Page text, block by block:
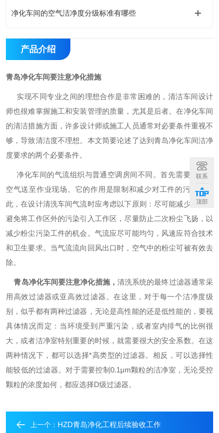
净化车间的空气洁净度分级标准有哪些
产品介绍
青岛净化车间要注意净化措施
实现不同专业之间的理想合作是非常困难的，清洁车间设计
师也很难掌握施工和安装管理的质量，尤其是后者。在净化车间
的清洁措施方面，许多设计师或施工人员通常对必要条件重视不
够，导致清洁度不理想。本文简要论述了达到青岛净化车间洁净
度要求的两个必要条件。
净化车间的气流组织与普通空调房间不同。首先需要将洁净
空气送至作业现场。它的作用是限制和减少对工件的污染。因
此，在设计清洗车间气流时应考虑以下原则：尽可能减少涡流，
避免将工作区外的污染引入工作区，尽量防止二次粉尘飞扬，以
减少粉尘污染工件的机会。气流应尽可能均匀，风速应符合技术
和卫生要求。当气流流向回风出口时，空气中的粉尘可被有效去
除。
青岛净化车间要注意净化措施， 清洗系统的最终过滤器通常采
用高效过滤器或亚高效过滤器。在这里，对于每一个洁净度级
别，似乎都有两种过滤器，无论是高性能的还是低性能的，要视
具体情况而定：当环境受到严重污染，或者室内排气的比例很
大，或者洁净室特别重要的时候，就需要很大的安全系数。 在这
两种情况下，都可以选择*高类型的过滤器。相反，可以选择性
能较低的过滤器。对于需要控制0.1μm颗粒的洁净室，无论受控
颗粒的浓度如何，都应选择D级过滤器。
上一个： HZD青岛净化工程后续验收工作
联系
顶部